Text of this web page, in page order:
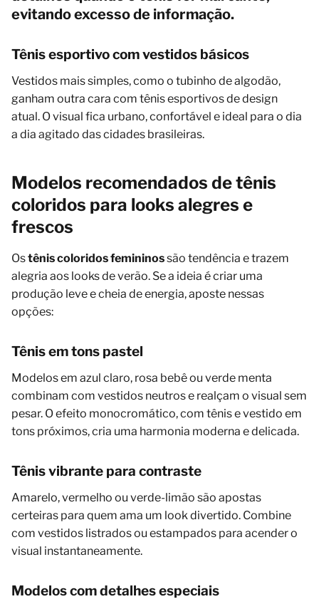
evitando excesso de informação.
Tênis esportivo com vestidos básicos
Vestidos mais simples, como o tubinho de algodão,
ganham outra cara com tênis esportivos de design
atual. O visual fica urbano, confortável e ideal para o dia
a dia agitado das cidades brasileiras.
Modelos recomendados de tênis
coloridos para looks alegres e
frescos
Ostênis coloridos femininossão tendência e trazem
alegria aos looks de verão. Se a ideia é criar uma
produção leve e cheia de energia, aposte nessas
opções:
Tênis em tons pastel
Modelos em azul claro, rosa bebê ou verde menta
combinam com vestidos neutros e realçam o visual sem
pesar. O efeito monocromático, com tênis e vestido em
tons próximos, cria uma harmonia moderna e delicada.
Tênis vibrante para contraste
Amarelo, vermelho ou verde-limão são apostas
certeiras para quem ama um look divertido. Combine
com vestidos listrados ou estampados para acender o
visual instantaneamente.
Modelos com detalhes especiais